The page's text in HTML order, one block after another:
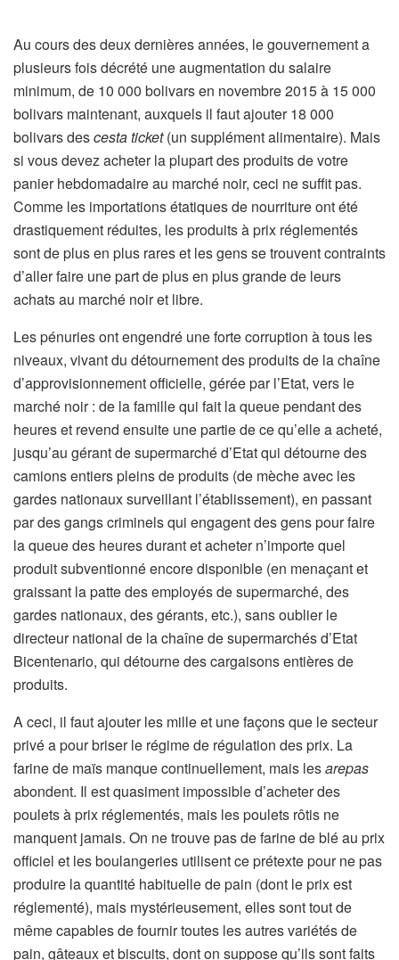
Au cours des deux dernières années, le gouvernement a
plusieurs fois décrété une augmentation du salaire
minimum, de 10 000 bolivars en novembre 2015 à 15 000
bolivars maintenant, auxquels il faut ajouter 18 000
bolivars descesta ticket(un supplément alimentaire). Mais
si vous devez acheter la plupart des produits de votre
panier hebdomadaire au marché noir, ceci ne suffit pas.
Comme les importations étatiques de nourriture ont été
drastiquement réduites, les produits à prix réglementés
sont de plus en plus rares et les gens se trouvent contraints
d’aller faire une part de plus en plus grande de leurs
achats au marché noir et libre.
Les pénuries ont engendré une forte corruption à tous les
niveaux, vivant du détournement des produits de la chaîne
d’approvisionnement officielle, gérée par l’Etat, vers le
marché noir : de la famille qui fait la queue pendant des
heures et revend ensuite une partie de ce qu’elle a acheté,
jusqu’au gérant de supermarché d’Etat qui détourne des
camions entiers pleins de produits (de mèche avec les
gardes nationaux surveillant l’établissement), en passant
par des gangs criminels qui engagent des gens pour faire
la queue des heures durant et acheter n’importe quel
produit subventionné encore disponible (en menaçant et
graissant la patte des employés de supermarché, des
gardes nationaux, des gérants, etc.), sans oublier le
directeur national de la chaîne de supermarchés d’Etat
Bicentenario, qui détourne des cargaisons entières de
produits.
A ceci, il faut ajouter les mille et une façons que le secteur
privé a pour briser le régime de régulation des prix. La
farine de maïs manque continuellement, mais lesarepas
abondent. Il est quasiment impossible d’acheter des
poulets à prix réglementés, mais les poulets rôtis ne
manquent jamais. On ne trouve pas de farine de blé au prix
officiel et les boulangeries utilisent ce prétexte pour ne pas
produire la quantité habituelle de pain (dont le prix est
réglementé), mais mystérieusement, elles sont tout de
même capables de fournir toutes les autres variétés de
pain, gâteaux et biscuits, dont on suppose qu’ils sont faits